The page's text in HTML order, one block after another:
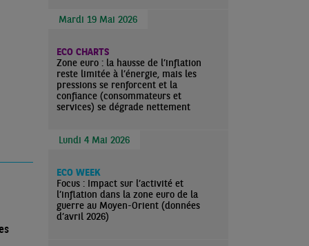
Mardi 19 Mai 2026
ECO CHARTS
Zone euro : la hausse de l’inflation
reste limitée à l’énergie, mais les
pressions se renforcent et la
confiance (consommateurs et
services) se dégrade nettement
Lundi 4 Mai 2026
ECO WEEK
Focus : Impact sur l’activité et
l’inflation dans la zone euro de la
guerre au Moyen-Orient (données
d’avril 2026)